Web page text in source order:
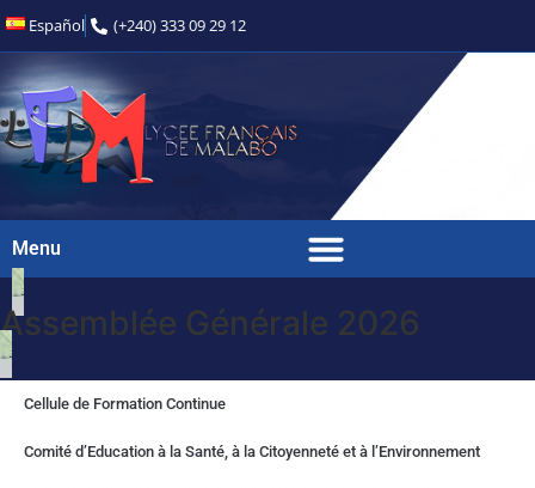
Español (+240) 333 09 29 12
Menu
Assemblée Générale 2026
Cellule de Formation Continue
Comité d’Education à la Santé, à la Citoyenneté et à l’Environnement